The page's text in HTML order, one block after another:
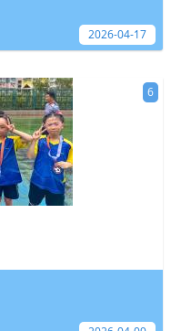
2026-04-17
6